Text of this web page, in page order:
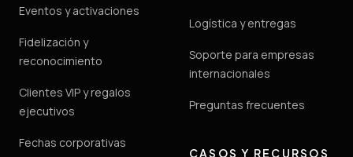
Eventos y activaciones
Fidelización y
reconocimiento
Clientes VIP y regalos
ejecutivos
Fechas corporativas
Logística y entregas
Soporte para empresas
internacionales
Preguntas frecuentes
CASOS Y RECURSOS